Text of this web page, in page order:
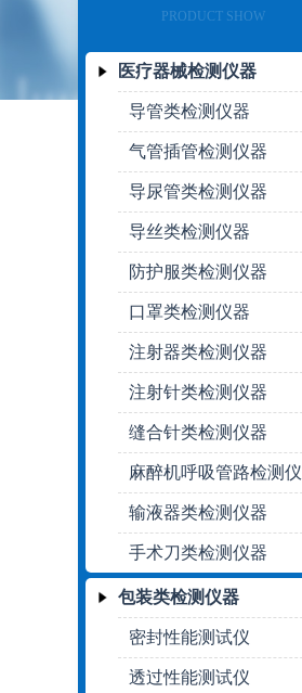
PRODUCT SHOW
医疗器械检测仪器
导管类检测仪器
气管插管检测仪器
导尿管类检测仪器
导丝类检测仪器
防护服类检测仪器
口罩类检测仪器
注射器类检测仪器
注射针类检测仪器
缝合针类检测仪器
麻醉机呼吸管路检测仪
输液器类检测仪器
手术刀类检测仪器
包装类检测仪器
密封性能测试仪
透过性能测试仪